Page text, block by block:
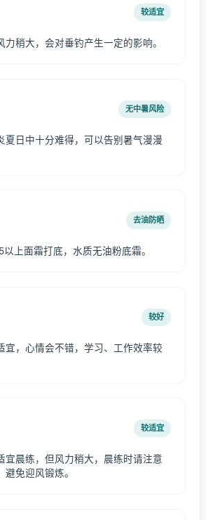
较适宜
力稍大，会对垂钓产生一定的影响。
无中暑风险
夏日中十分难得，可以告别暑气漫漫
去油防晒
以上面霜打底，水质无油粉底霜。
较好
宜，心情会不错，学习、工作效率较
较适宜
宜晨练，但风力稍大，晨练时请注意
免迎风锻炼。